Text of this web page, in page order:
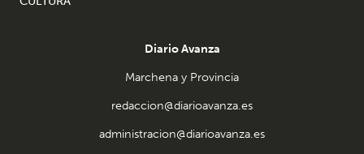
Diario Avanza
Marchena y Provincia
redaccion@diarioavanza.es
administracion@diarioavanza.es